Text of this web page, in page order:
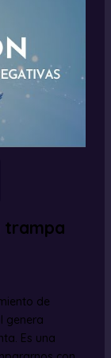
trampa
de
genera
Es una